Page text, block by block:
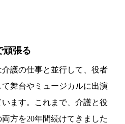
頑張る
介護の仕事と並行して、役者
て舞台やミュージカルに出演
います。これまで、介護と役
両方を20年間続けてきました